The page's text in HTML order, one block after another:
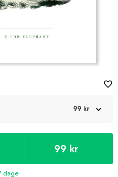
99 kr
99 kr
dage
favorite_border